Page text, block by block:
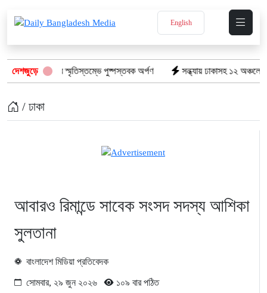
English
দেশজুড়ে স্মৃতিস্তম্ভে পুষ্পস্তবক অর্পণ সন্ধ্যায় ঢাকাসহ ১২ অঞ্চলে ঝোড়ো
/ ঢাকা
আবারও রিমান্ডে সাবেক সংসদ সদস্য আশিকা
সুলতানা
বাংলাদেশ মিডিয়া প্রতিবেদক
সোমবার, ২৯ জুন ২০২৬ ১০৯ বার পঠিত